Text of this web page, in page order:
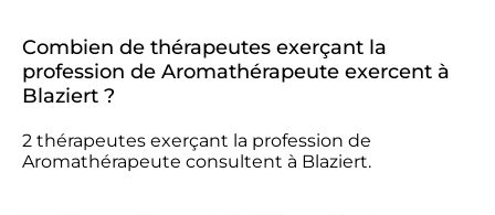
Combien de thérapeutes exerçant la
profession de Aromathérapeute exercent à
Blaziert ?
2 thérapeutes exerçant la profession de
Aromathérapeute consultent à Blaziert.